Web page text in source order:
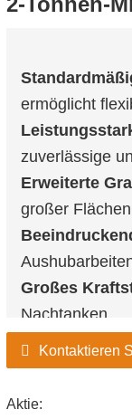
ermöglicht
zuverlässige
Erweiterte
großer
Großes
Nachtanken.
Kontaktieren
Aktie: